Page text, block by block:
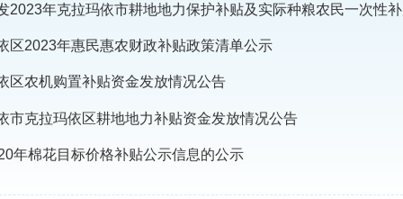
2023年克拉玛依市耕地地力保护补贴及实际种粮农民一次性
区2023年惠民惠农财政补贴政策清单公示
区农机购置补贴资金发放情况公告
市克拉玛依区耕地地力补贴资金发放情况公告
年棉花目标价格补贴公示信息的公示